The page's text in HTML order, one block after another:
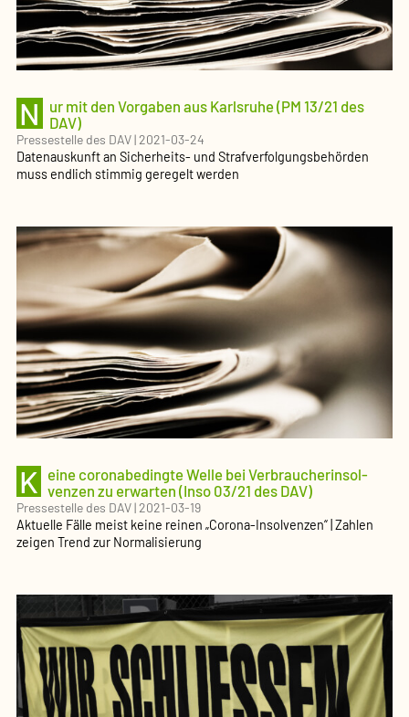
N
ur mit den Vorgaben aus Karlsruhe (PM 13/21 des
DAV)
Pressestelle des DAV|2021-03-24
Datenauskunft an Sicherheits- und Strafver­fol­gungs­be­hörden
muss endlich stimmig geregelt werden
K eine coronabe­dingte Welle bei Verbrau­cher­insol­
venzen zu erwarten (Inso 03/21 des DAV)
Pressestelle des DAV|2021-03-19
Aktuelle Fälle meist keine reinen „Corona-Insolvenzen“ | Zahlen
zeigen Trend zur Normali­sierung